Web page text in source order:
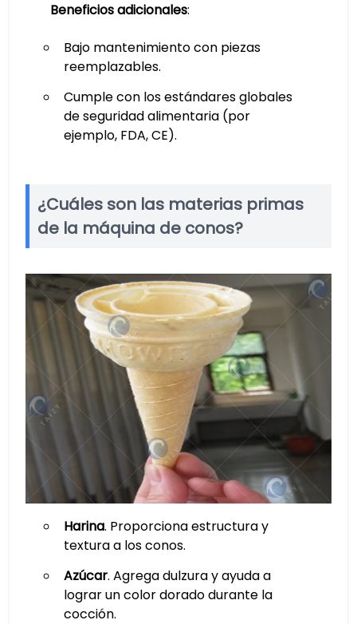
Beneficios adicionales:
Bajo mantenimiento con piezas
reemplazables.
Cumple con los estándares globales
de seguridad alimentaria (por
ejemplo, FDA, CE).
¿Cuáles son las materias primas
de la máquina de conos?
Harina. Proporciona estructura y
textura a los conos.
Azúcar. Agrega dulzura y ayuda a
lograr un color dorado durante la
cocción.